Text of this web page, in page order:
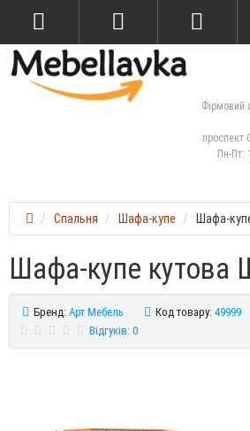
Фірмовий
проспект
Пн-Пт:
Спальня Шафа-купе Шафа-
Шафа-купе кутова
Бренд:Арт Мебель Код товару:49999
Відгуків: 0